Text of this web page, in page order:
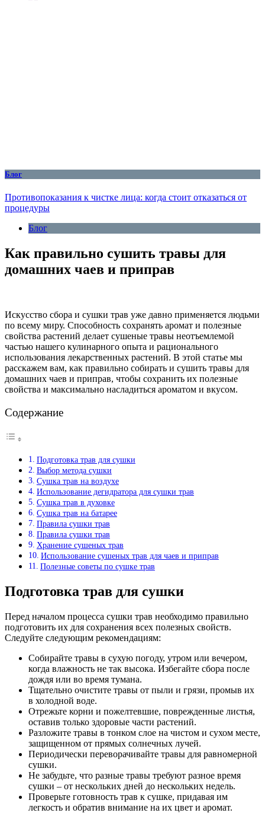
Блог
Противопоказания к чистке лица: когда стоит отказаться от
процедуры
Блог
Как правильно сушить травы для
домашних чаев и приправ
Искусство сбора и сушки трав уже давно применяется людьми
по всему миру. Способность сохранять аромат и полезные
свойства растений делает сушеные травы неотъемлемой
частью нашего кулинарного опыта и рационального
использования лекарственных растений. В этой статье мы
расскажем вам, как правильно собирать и сушить травы для
домашних чаев и приправ, чтобы сохранить их полезные
свойства и максимально насладиться ароматом и вкусом.
Содержание
Подготовка трав для сушки
Выбор метода сушки
Сушка трав на воздухе
Использование дегидратора для сушки трав
Сушка трав в духовке
Сушка трав на батарее
Правила сушки трав
Правила сушки трав
Хранение сушеных трав
Использование сушеных трав для чаев и приправ
Полезные советы по сушке трав
Подготовка трав для сушки
Перед началом процесса сушки трав необходимо правильно
подготовить их для сохранения всех полезных свойств.
Следуйте следующим рекомендациям:
Собирайте травы в сухую погоду, утром или вечером,
когда влажность не так высока. Избегайте сбора после
дождя или во время тумана.
Тщательно очистите травы от пыли и грязи, промыв их
в холодной воде.
Отрежьте корни и пожелтевшие, поврежденные листья,
оставив только здоровые части растений.
Разложите травы в тонком слое на чистом и сухом месте,
защищенном от прямых солнечных лучей.
Периодически переворачивайте травы для равномерной
сушки.
Не забудьте, что разные травы требуют разное время
сушки – от нескольких дней до нескольких недель.
Проверьте готовность трав к сушке, придавая им
легкость и обратив внимание на их цвет и аромат.